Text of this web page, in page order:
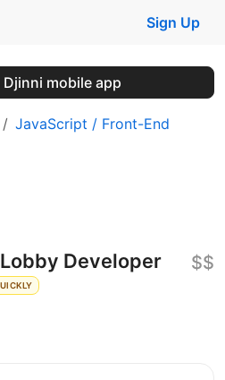
Sign Up
Djinni mobile app
JavaScript / Front-End
Developer $$